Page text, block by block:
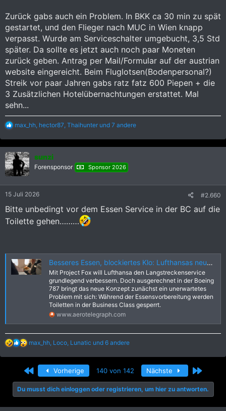
Zurück gabs auch ein Problem. In BKK ca 30 min zu spät
gestartet, und den Flieger nach MUC in Wien knapp
verpasst. Wurde am Serviceschalter umgebucht, 3,5 Std
später. Da sollte es jetzt auch noch paar Moneten
zurück geben. Antrag per Mail/Formular auf der austrian
website eingereicht. Beim Fluglotsen(Bodenpersonal?)
Streik vor paar Jahren gabs ratz fatz 600 Piepen + die
3 Zusätzlichen Hotelübernachtungen erstattet. Mal
sehn...
R
a
k
t
o
n
max_hh, hector87, Thaihunter und 7 andere
sunzi
Forensponsor Sponsor 2026
15 Juli 2026 #2.660
Bitte unbedingt vor dem Essen Service in der BC auf die
Toilette gehen………
Besseres Essen, blockiertes Klo: Lufthansas neuer Premium-Service blockiert Business-Toiletten | aeroTELEGRAPH
Mit Project Fox will Lufthansa den Langstreckenservice
grundlegend verbessern. Doch ausgerechnet in der Boeing
787 bringt das neue Konzept zunächst ein unerwartetes
Problem mit sich: Während der Essensvorbereitung werden
Toiletten in der Business Class gesperrt.
www.aerotelegraph.com
R
a
k
t
i
o
n
e
max_hh Loco Lunatic und 6 andere
Erste Vorherige 140 von 142 Nächste Letzte
Du musst dich einloggen oder registrieren, um hier zu antworten.